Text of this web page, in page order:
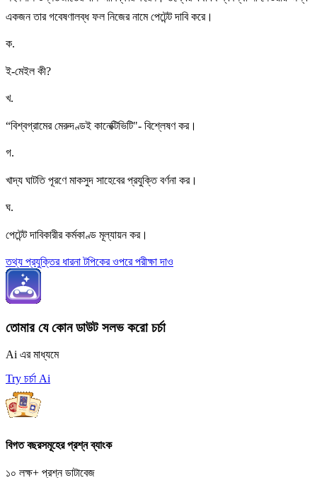
একজন তার গবেষণালব্ধ ফল নিজের নামে পেটেন্ট দাবি করে।
ক.
ই-মেইল কী?
খ.
“বিশ্বগ্রামের মেরুদণ্ডই কানেক্টিভিটি"- বিশ্লেষণ কর।
গ.
খাদ্য ঘাটতি পূরণে মাকসুদ সাহেবের প্রযুক্তি বর্ণনা কর।
ঘ.
পেটেন্ট দাবিকারীর কর্মকাণ্ড মূল্যায়ন কর।
তথ্য প্রযুক্তির ধারনা টপিকের ওপরে পরীক্ষা দাও
তোমার যে কোন ডাউট সলভ করো চর্চা
Ai এর মাধ্যমে
Try চর্চা Ai
বিগত বছরসমূহের প্রশ্ন ব্যাংক
১০ লক্ষ+ প্রশ্ন ডাটাবেজ